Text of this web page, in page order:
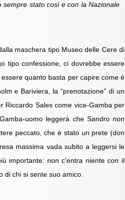
sempre stato così e con la Nazionale
maschera tipo Museo delle Cere di
tipo confessione, ci dovrebbe essere
quanto basta per capire come è
e Bariviera, la “prenotazione” di un
Riccardo Sales come vice-Gamba per
uomo leggerà che Sandro non
peccato, che è stato un prete (don
massima vada subito a leggersi le
importante: non c'entra niente con il
chi si sente suo amico.